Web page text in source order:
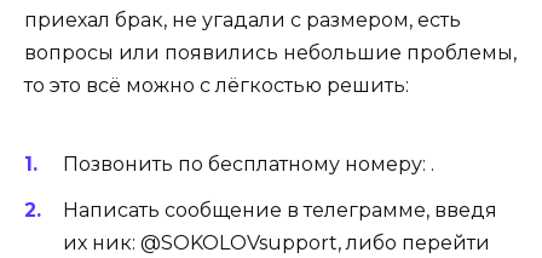
приехал брак, не угадали с размером, есть
вопросы или появились небольшие проблемы,
то это всё можно с лёгкостью решить:
Позвонить по бесплатному номеру: .
Написать сообщение в телеграмме, введя
их ник: @SOKOLOVsupport, либо перейти